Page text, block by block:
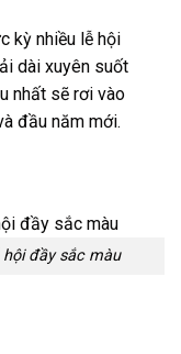
kỳ nhiều lễ hội
dài xuyên suốt
nhất sẽ rơi vào
đầu năm mới.
đầy sắc màu